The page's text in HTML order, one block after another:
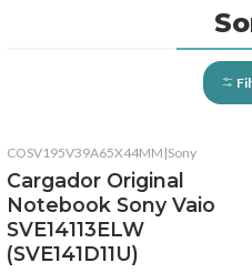
COSV195V39A65X44MM |Sony
Cargador Original
Notebook Sony Vaio
SVE14113ELW
(SVE141D11U)